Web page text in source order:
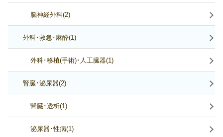
脳神経外科(2)
外科･救急･麻酔(1)
外科･移植(手術)･人工臓器(1)
腎臓･泌尿器(2)
腎臓･透析(1)
泌尿器･性病(1)